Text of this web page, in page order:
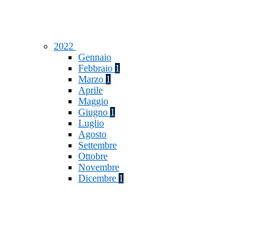
2022
Gennaio
Febbraio 1
Marzo 1
Aprile
Maggio
Giugno 1
Luglio
Agosto
Settembre
Ottobre
Novembre
Dicembre 1